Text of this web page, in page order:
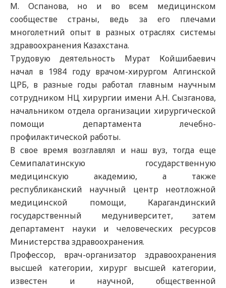
М. Оспанова, но и во всем медицинском
сообществе страны, ведь за его плечами
многолетний опыт в разных отраслях системы
здравоохранения Казахстана.
Трудовую деятельность Мурат Койшибаевич
начал в 1984 году врачом-хирургом Алгинской
ЦРБ, в разные годы работал главным научным
сотрудником НЦ хирургии имени А.Н. Сызганова,
начальником отдела организации хирургической
помощи департамента лечебно-
профилактической работы.
В свое время возглавлял и наш вуз, тогда еще
Семипалатинскую государственную
медицинскую академию, а также
республиканский научный центр неотложной
медицинской помощи, Карагандинский
государственный медуниверситет, затем
департамент науки и человеческих ресурсов
Министерства здравоохранения.
Профессор, врач-организатор здравоохранения
высшей категории, хирург высшей категории,
известен и научной, общественной